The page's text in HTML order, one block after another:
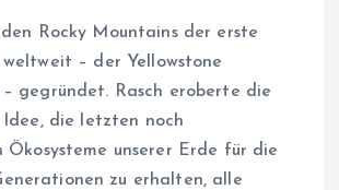
den Rocky Mountains der erste
– der Yellowstone
gegründet. Rasch eroberte die
die letzten noch
Ökosysteme unserer Erde für die
zu erhalten, alle